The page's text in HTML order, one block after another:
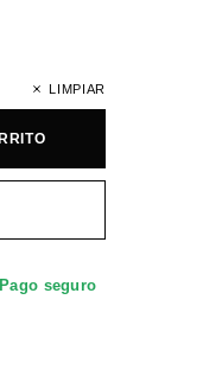
LIMPIAR
seguro